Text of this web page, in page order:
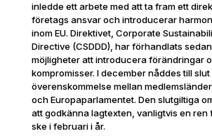
inledde ett arbete med att ta fram ett
företags ansvar och introducerar
inom EU. Direktivet, Corporate
Directive (CSDDD), har förhandlats
möjligheter att introducera förändringar
kompromisser. I december nåddes till slut
överenskommelse mellan
och Europaparlamentet. Den slutgiltiga
att godkänna lagtexten, vanligtvis en ren
ske i februari i år.